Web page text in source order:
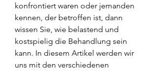
konfrontiert waren oder jemanden
kennen, der betroffen ist, dann
wissen Sie, wie belastend und
kostspielig die Behandlung sein
kann. In diesem Artikel werden wir
uns mit den verschiedenen